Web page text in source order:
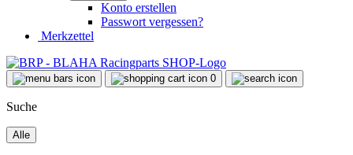
Konto erstellen
Passwort vergessen?
Merkzettel
0
Suche
Alle